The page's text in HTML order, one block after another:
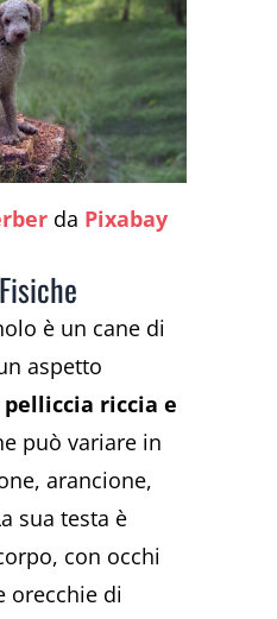
da Pixabay
è un cane di
aspetto
pelliccia riccia e
può variare in
arancione,
sua testa è
con occhi
orecchie di